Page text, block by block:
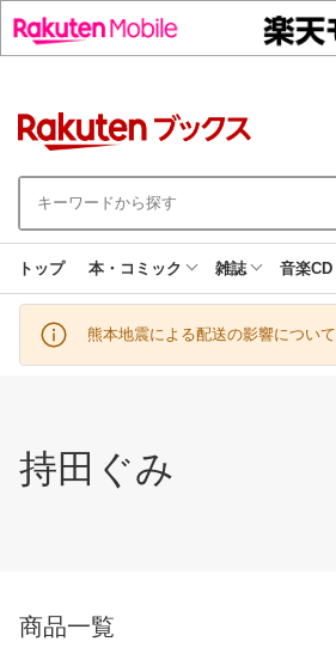
トップ 本・コミック 雑誌 音楽CD
熊本地震による配送の影響について
持田ぐみ
商品一覧